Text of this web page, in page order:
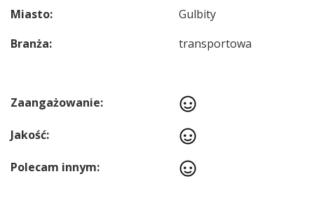
Miasto:
Gulbity
Branża:
transportowa
Zaangażowanie:
Jakość:
Polecam innym: